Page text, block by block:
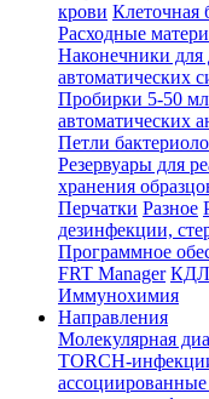
крови Клеточная
Расходные
Наконечники для
автоматических
Пробирки 5-50 мл
автоматических
Петли
Резервуары для
хранения
Перчатки Разное
дезинфекции,
Программное
FRT Manager
Иммунохимия
Направления
Молекулярная
TORCH-